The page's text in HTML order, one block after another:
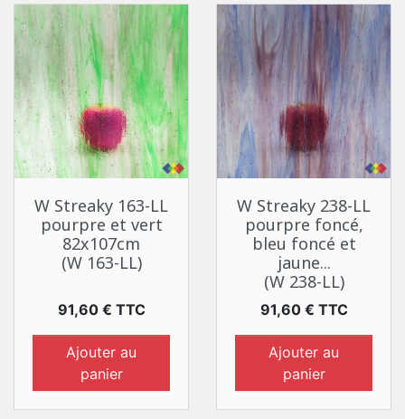
W Streaky 163-LL
pourpre et vert
82x107cm
(W 163-LL)
Prix
91,60 € TTC
Ajouter au
panier
W Streaky 238-LL
pourpre foncé,
bleu foncé et
jaune...
(W 238-LL)
Prix
91,60 € TTC
Ajouter au
panier